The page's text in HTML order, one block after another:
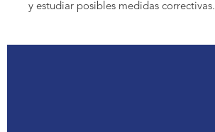
y estudiar posibles medidas correctivas.